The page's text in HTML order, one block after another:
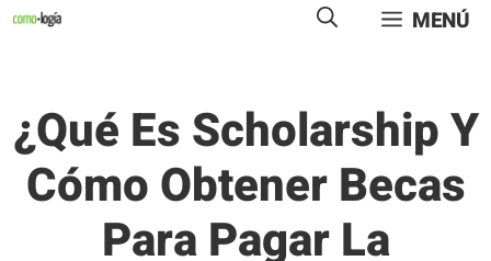
Saltar
MENÚ
¿Qué Es Scholarship Y
Cómo Obtener Becas
Para Pagar La